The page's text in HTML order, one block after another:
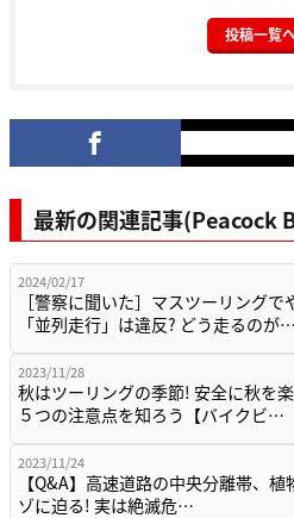
投稿一覧
最新の関連記事(Peacock
2024/02/17
［警察に聞いた］マスツーリングで
「並列走行」は違反? どう走るのが…
2023/11/28
秋はツーリングの季節! 安全に秋を
５つの注意点を知ろう【バイクビ…
2023/11/24
【Q&A】高速道路の中央分離帯、植
ゾに迫る! 実は絶滅危…